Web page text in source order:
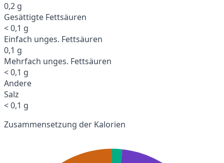
0,2 g
Gesättigte Fettsäuren
< 0,1 g
Einfach unges. Fettsäuren
0,1 g
Mehrfach unges. Fettsäuren
< 0,1 g
Andere
Salz
< 0,1 g
Zusammensetzung der Kalorien